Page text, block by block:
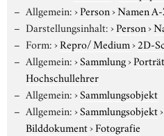
Allgemein:›Person›Namen
Darstellungsinhalt:›Person›
Form:›Repro/ Medium›2D-
Allgemein:›Sammlung›
Hochschullehrer
Allgemein:›Sammlungsobjekt
Allgemein:›Sammlungsobjekt›
Bilddokument›Fotografie